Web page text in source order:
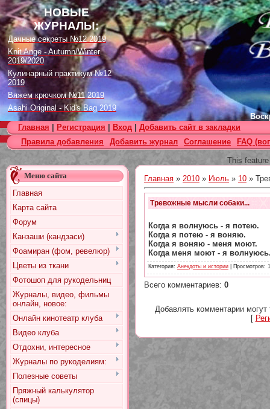
НОВЫЕ
ЖУРНАЛЫ:
Дачные секреты №12 2019
Knit Ange - Autumn/Winter
2019/2020
Кулинарный практикум №12
2019
Вяжем крючком №11 2019
Asahi Original - Kid's Bag 2019
Цветок. Спецвыпуск №4 2019
Designs in Machine Embroidery
№116 2019
Burda Örgü dergisi №2 2019
Loopy Mango Knitting: 34
Fashionable Pieces You Can
Make in a Day
Craft Stamper - January 2020
Главная
Регистрация Вход
Добавить сайт в закладки
Правила добавления
Добавить журнал Соглашение FAQ
This
Меню сайта
Главная
Карта сайта
Форум
Канзаши (кандзаси)
Фоамиран (фом, ревелюр)
Цветы из ткани
Фотошоп для рукодельниц
Журналы, видео, фильмы
онлайн, новое:
Онлайн кинотеатр клуба
Видео клуба
Отдохни, интересное
Журналы по рукоделиям:
Полезные советы
Пряжный калькулятор
(спицы)
Главная » 2010 » Июль » 10 »
Тревожные мысли собаки...
Когда я волнуюсь - я потею.
Когда я потею - я воняю.
Когда я воняю - меня моют.
Когда меня моют - я
Категория: Анекдоты и истории Просмотров:
Всего комментариев: 0
Добавлять комментарии могут
[